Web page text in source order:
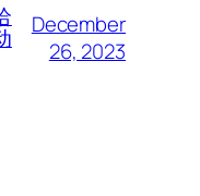
December
26, 2023